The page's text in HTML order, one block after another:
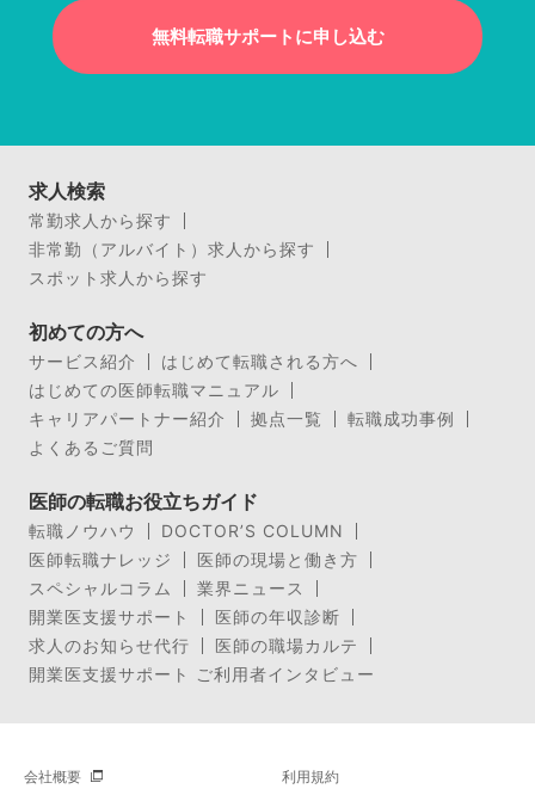
無料転職サポートに申し込む
求人検索
常勤求人から探す
非常勤（アルバイト）求人から探す
スポット求人から探す
初めての方へ
サービス紹介
はじめて転職される方へ
はじめての医師転職マニュアル
キャリアパートナー紹介
拠点一覧
転職成功事例
よくあるご質問
医師の転職お役立ちガイド
転職ノウハウ
DOCTOR’S COLUMN
医師転職ナレッジ
医師の現場と働き方
スペシャルコラム
業界ニュース
開業医支援サポート
医師の年収診断
求人のお知らせ代行
医師の職場カルテ
開業医支援サポート ご利用者インタビュー
会社概要 利用規約